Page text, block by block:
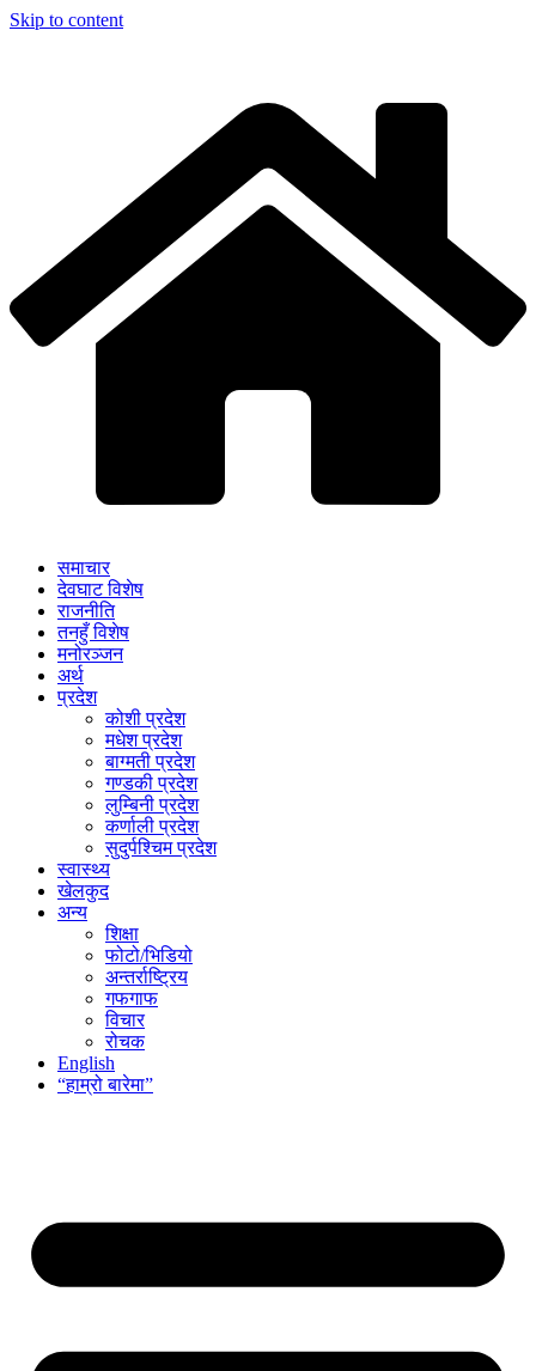
Skip to content
समाचार
देवघाट विशेष
राजनीति
तनहुँ विशेष
मनोरञ्जन
अर्थ
प्रदेश
कोशी प्रदेश
मधेश प्रदेश
बाग्मती प्रदेश
गण्डकी प्रदेश
लुम्बिनी प्रदेश
कर्णाली प्रदेश
सुदुर्पश्चिम प्रदेश
स्वास्थ्य
खेलकुद
अन्य
शिक्षा
फोटो/भिडियो
अन्तर्राष्ट्रिय
गफगाफ
विचार
रोचक
English
“हाम्रो बारेमा”